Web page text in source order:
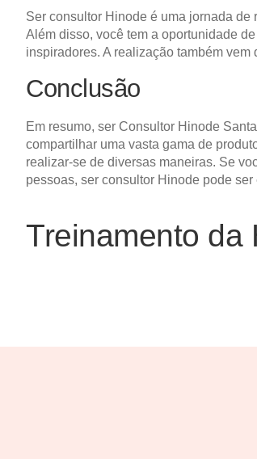
Ser consultor Hinode é uma jornada
Além disso, você tem a oportunidade
inspiradores. A realização também
Conclusão
Em resumo, ser Consultor Hinode
compartilhar uma vasta gama de
realizar-se de diversas maneiras. Se
pessoas, ser consultor Hinode pode
Treinamento da